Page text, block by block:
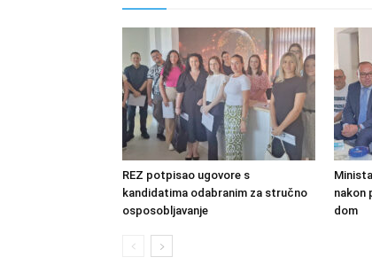
REZ potpisao ugovore s
kandidatima odabranim za stručno
osposobljavanje
nakon
dom